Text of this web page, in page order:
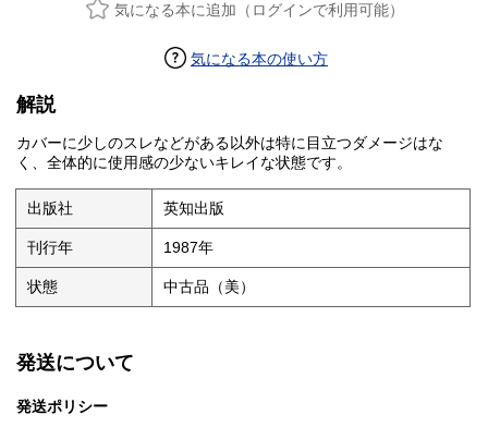
気になる本に追加（ログインで利用可能）
気になる本の使い方
解説
カバーに少しのスレなどがある以外は特に目立つダメージはな
く、全体的に使用感の少ないキレイな状態です。
出版社 英知出版
刊行年 1987年
状態 中古品（美）
発送について
発送ポリシー